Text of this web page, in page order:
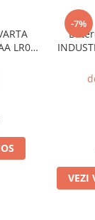
si testere
barci si
a
LR06
-7%
VEZI